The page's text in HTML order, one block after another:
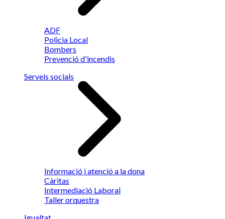
ADF
Policia Local
Bombers
Prevenció d'incendis
Serveis socials
Informació i atenció a la dona
Càritas
Intermediació Laboral
Taller orquestra